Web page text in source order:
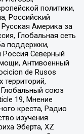
политики,
Российский
Америка за
Глобальная сеть
поддержки,
Россия Северный
Антивоенный
de Rusos
союз
19, Мнение
креста, Радио
изучения
Эберта, XZ